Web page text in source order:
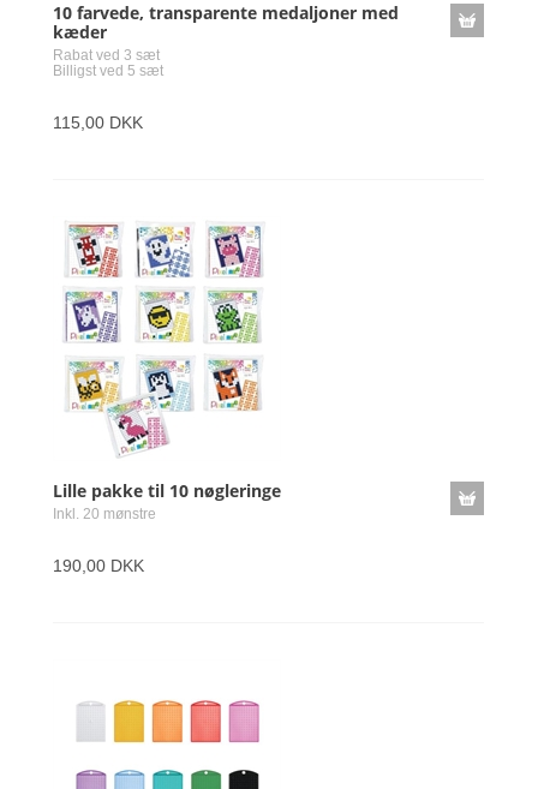
10 farvede, transparente medaljoner med
kæder
Rabat ved 3 sæt
Billigst ved 5 sæt
115,00 DKK
Lille pakke til 10 nøgleringe
Inkl. 20 mønstre
190,00 DKK